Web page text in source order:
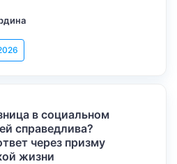
в социальном
справедлива?
через призму
жизни